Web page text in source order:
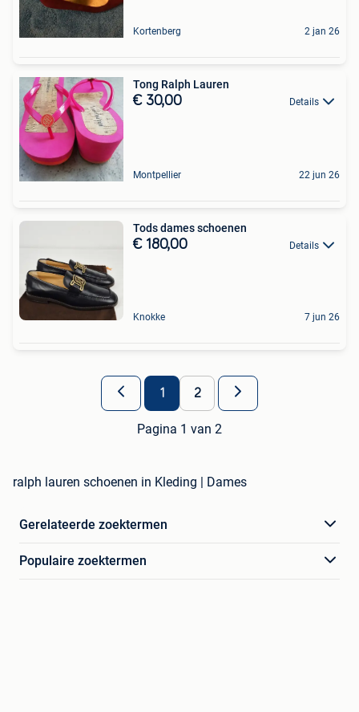
Kortenberg 2 jan 26
Tong Ralph Lauren
€ 30,00 Details
Montpellier 22 jun 26
Tods dames schoenen
€ 180,00 Details
Knokke 7 jun 26
1 2
Pagina 1 van 2
ralph lauren schoenen in Kleding | Dames
Gerelateerde zoektermen
Populaire zoektermen